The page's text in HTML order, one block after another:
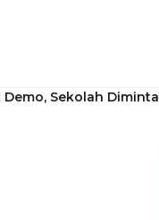
Sekolah Diminta